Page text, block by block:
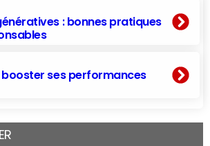
: bonnes pratiques
booster ses performances